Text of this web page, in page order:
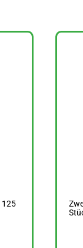
125